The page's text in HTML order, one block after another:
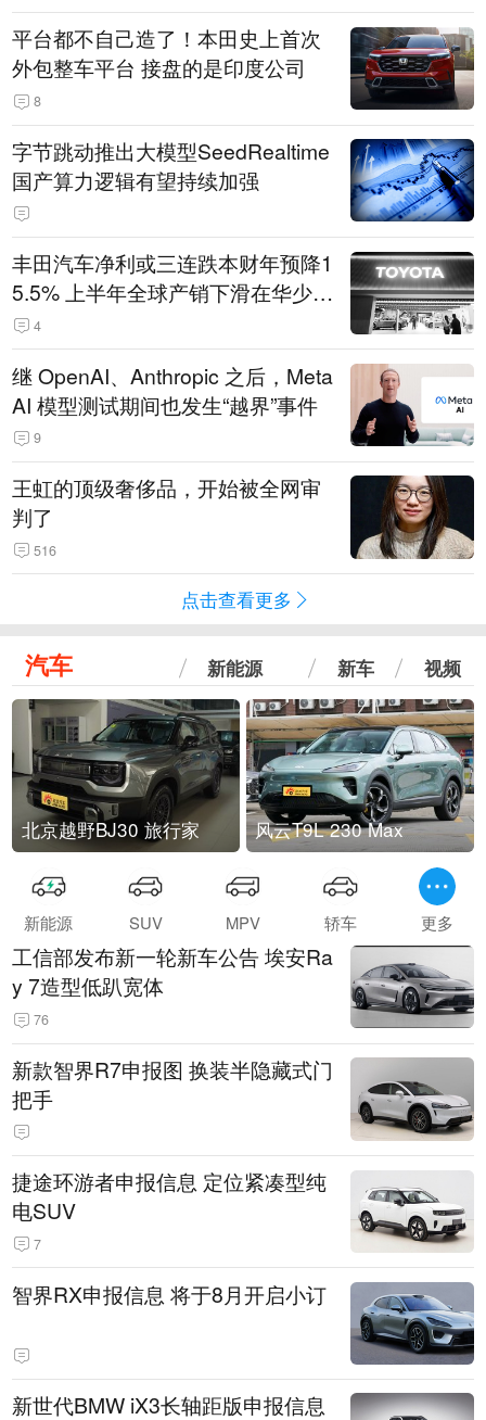
平台都不自己造了！本田史上首次
外包整车平台 接盘的是印度公司
8
字节跳动推出大模型SeedRealtime
国产算力逻辑有望持续加强
丰田汽车净利或三连跌本财年预降1
5.5% 上半年全球产销下滑在华少卖
14.3万辆
4
继 OpenAI、Anthropic 之后，Meta
AI 模型测试期间也发生“越界”事件
9
王虹的顶级奢侈品，开始被全网审
判了
516
点击查看更多
汽车 新能源 新车 视频
北京越野BJ30 旅行家 风云T9L 230 Max
新能源 SUV MPV 轿车 更多
工信部发布新一轮新车公告 埃安Ra
y 7造型低趴宽体
76
新款智界R7申报图 换装半隐藏式门
把手
捷途环游者申报信息 定位紧凑型纯
电SUV
7
智界RX申报信息 将于8月开启小订
新世代BMW iX3长轴距版申报信息